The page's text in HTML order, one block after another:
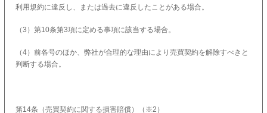
利用規約に違反し、または過去に違反したことがある場合。
（3）第10条第3項に定める事項に該当する場合。
（4）前各号のほか、弊社が合理的な理由により売買契約を解除すべきと
判断する場合。
第14条（売買契約に関する損害賠償）（※2）